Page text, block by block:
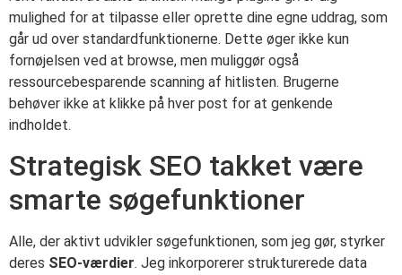
mulighed for at tilpasse eller oprette dine egne uddrag, som
går ud over standardfunktionerne. Dette øger ikke kun
fornøjelsen ved at browse, men muliggør også
ressourcebesparende scanning af hitlisten. Brugerne
behøver ikke at klikke på hver post for at genkende
indholdet.
Strategisk SEO takket være
smarte søgefunktioner
Alle, der aktivt udvikler søgefunktionen, som jeg gør, styrker
deres SEO-værdier. Jeg inkorporerer strukturerede data